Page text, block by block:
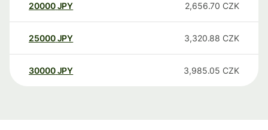
20000 JPY 2,656.70 CZK
25000 JPY 3,320.88 CZK
30000 JPY 3,985.05 CZK